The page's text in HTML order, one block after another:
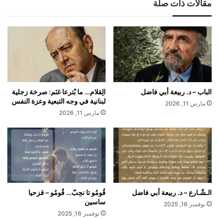
ن
:
ك
ا
ب
ي
ص
ا
ا
م
ط
ب
خَ
يْ
ن
مقالات ذات صلة
الباب – د. ربيعة أبي فاضل
مارس 11, 2026
الِقلام… ما بْترعا غنَم: صرخة زجلية
لبنانية في وجه التبعية وعزة النفس
مارس 11, 2026
الـشّـارع – د. ربيعة أبي فاضل
نوفمبر 16, 2025
قُومُو تا نحِبّ… قُومُو – قزحيا
ساسين
نوفمبر 16, 2025